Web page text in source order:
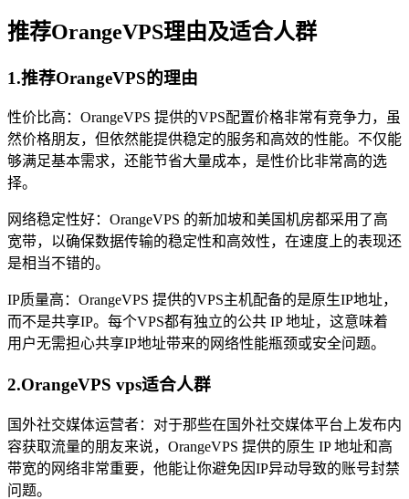
推荐OrangeVPS理由及适合人群
1.推荐OrangeVPS的理由
性价比高：OrangeVPS 提供的VPS配置价格非常有竞争力，虽
然价格朋友，但依然能提供稳定的服务和高效的性能。不仅能
够满足基本需求，还能节省大量成本，是性价比非常高的选
择。
网络稳定性好：OrangeVPS 的新加坡和美国机房都采用了高
宽带，以确保数据传输的稳定性和高效性，在速度上的表现还
是相当不错的。
IP质量高：OrangeVPS 提供的VPS主机配备的是原生IP地址，
而不是共享IP。每个VPS都有独立的公共 IP 地址，这意味着
用户无需担心共享IP地址带来的网络性能瓶颈或安全问题。
2.OrangeVPS vps适合人群
国外社交媒体运营者：对于那些在国外社交媒体平台上发布内
容获取流量的朋友来说，OrangeVPS 提供的原生 IP 地址和高
带宽的网络非常重要，他能让你避免因IP异动导致的账号封禁
问题。